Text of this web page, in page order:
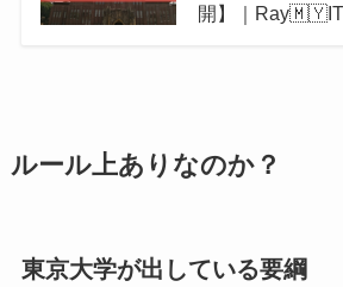
開】｜
ルール上ありなのか？
東京大学が出している要綱